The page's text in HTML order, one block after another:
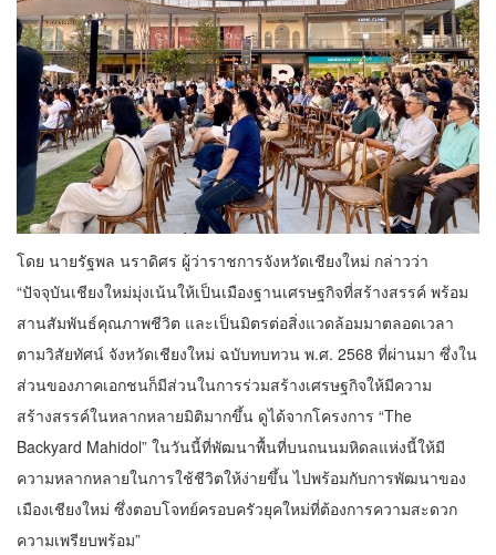
โดย นายรัฐพล นราดิศร ผู้ว่าราชการจังหวัดเชียงใหม่ กล่าวว่า
“ปัจจุบันเชียงใหม่มุ่งเน้นให้เป็นเมืองฐานเศรษฐกิจที่สร้างสรรค์ พร้อม
สานสัมพันธ์คุณภาพชีวิต และเป็นมิตรต่อสิ่งแวดล้อมมาตลอดเวลา
ตามวิสัยทัศน์ จังหวัดเชียงใหม่ ฉบับทบทวน พ.ศ. 2568 ที่ผ่านมา ซึ่งใน
ส่วนของภาคเอกชนก็มีส่วนในการร่วมสร้างเศรษฐกิจให้มีความ
สร้างสรรค์ในหลากหลายมิติมากขึ้น ดูได้จากโครงการ “The
Backyard Mahidol” ในวันนี้ที่พัฒนาพื้นที่บนถนนมหิดลแห่งนี้ให้มี
ความหลากหลายในการใช้ชีวิตให้ง่ายขึ้น ไปพร้อมกับการพัฒนาของ
เมืองเชียงใหม่ ซึ่งตอบโจทย์ครอบครัวยุคใหม่ที่ต้องการความสะดวก
ความเพรียบพร้อม”